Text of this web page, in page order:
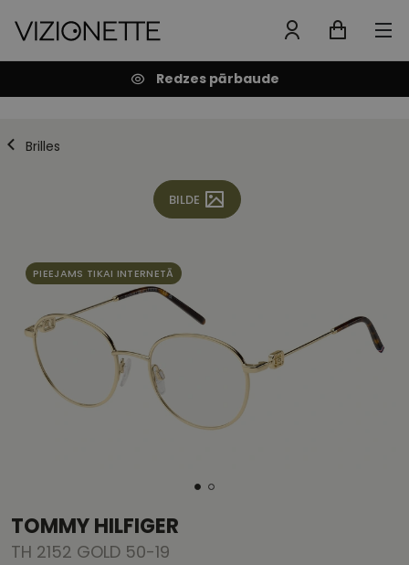
Redzes pārbaude
Brilles
BILDE
PIEEJAMS TIKAI INTERNETĀ
TOMMY HILFIGER
TH 2152 GOLD 50-19